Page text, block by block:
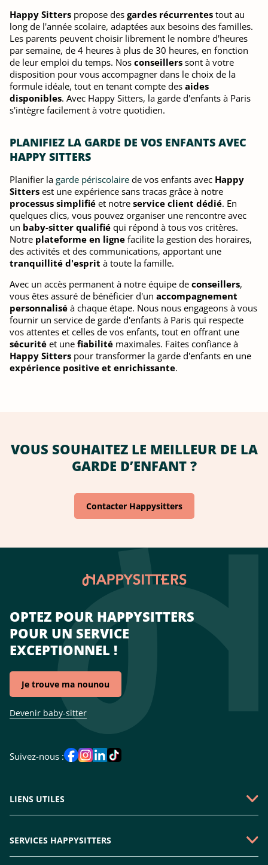
Happy Sitters propose des gardes récurrentes tout au
long de l'année scolaire, adaptées aux besoins des familles.
Les parents peuvent choisir librement le nombre d'heures
par semaine, de 4 heures à plus de 30 heures, en fonction
de leur emploi du temps. Nos conseillers sont à votre
disposition pour vous accompagner dans le choix de la
formule idéale, tout en tenant compte des aides
disponibles. Avec Happy Sitters, la garde d'enfants à Paris
s'intègre facilement à votre quotidien.
PLANIFIEZ LA GARDE DE VOS ENFANTS AVEC
HAPPY SITTERS
Planifier la garde périscolaire de vos enfants avec Happy
Sitters est une expérience sans tracas grâce à notre
processus simplifié et notre service client dédié. En
quelques clics, vous pouvez organiser une rencontre avec
un baby-sitter qualifié qui répond à tous vos critères.
Notre plateforme en ligne facilite la gestion des horaires,
des activités et des communications, apportant une
tranquillité d'esprit à toute la famille.
Avec un accès permanent à notre équipe de conseillers,
vous êtes assuré de bénéficier d'un accompagnement
personnalisé à chaque étape. Nous nous engageons à vous
fournir un service de garde d'enfants à Paris qui respecte
vos attentes et celles de vos enfants, tout en offrant une
sécurité et une fiabilité maximales. Faites confiance à
Happy Sitters pour transformer la garde d'enfants en une
expérience positive et enrichissante.
VOUS SOUHAITEZ LE MEILLEUR DE LA
GARDE D’ENFANT ?
Contacter Happysitters
OPTEZ POUR HAPPYSITTERS
POUR UN SERVICE
EXCEPTIONNEL !
Je trouve ma nounou
Devenir baby-sitter
Suivez-nous :
LIENS UTILES
Faire une demande
SERVICES HAPPYSITTERS